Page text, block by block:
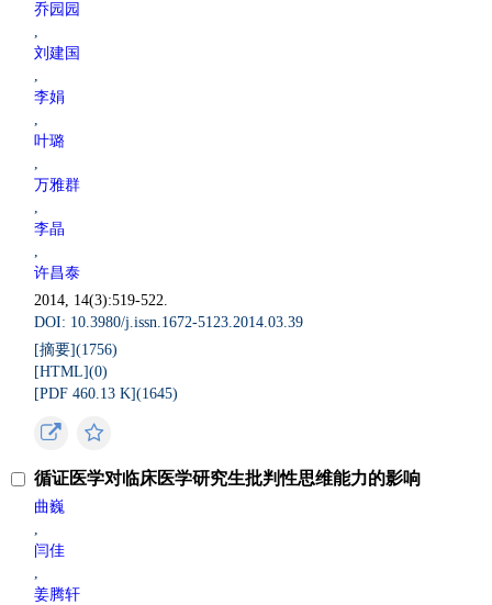
乔园园
,
刘建国
,
李娟
,
叶璐
,
万雅群
,
李晶
,
许昌泰
2014, 14(3):519-522.
DOI: 10.3980/j.issn.1672-5123.2014.03.39
[摘要](1756)
[HTML](0)
[PDF 460.13 K](1645)
循证医学对临床医学研究生批判性思维能力的影响
曲巍
,
闫佳
,
姜腾轩